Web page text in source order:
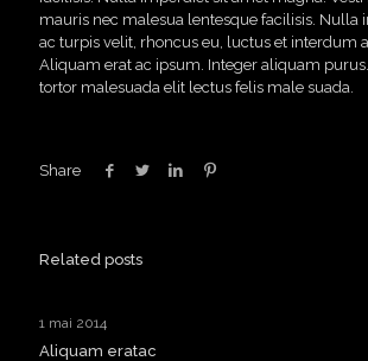
mauris nec malesua lentesque facilisis. Nulla
ac turpis velit, rhoncus eu, luctus et interdum
Aliquam erat ac ipsum. Integer aliquam
tortor malesuada elit lectus felis male suada.
Share
Related posts
1 mai 2014
Aliquam eratac